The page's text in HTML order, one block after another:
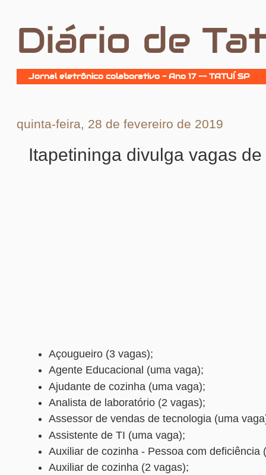
Diário de
Jornal eletrônico colaborativo - Ano 17 -- TATUÍ SP
quinta-feira, 28 de fevereiro de 2019
Itapetininga divulga vagas
Açougueiro (3 vagas);
Agente Educacional (uma vaga);
Ajudante de cozinha (uma vaga);
Analista de laboratório (2 vagas);
Assessor de vendas de tecnologia (uma
Assistente de TI (uma vaga);
Auxiliar de cozinha - Pessoa com deficiência
Auxiliar de cozinha (2 vagas);